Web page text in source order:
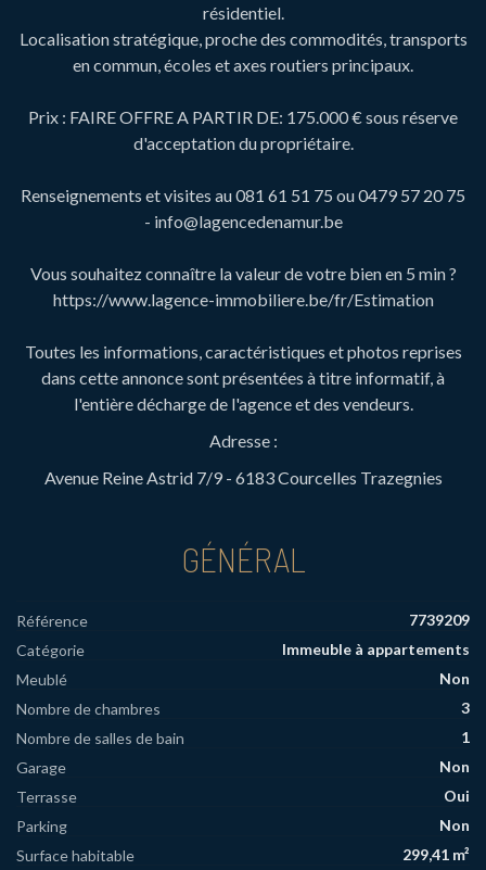
résidentiel.
Localisation stratégique, proche des commodités, transports
en commun, écoles et axes routiers principaux.
Prix : FAIRE OFFRE A PARTIR DE: 175.000 € sous réserve
d'acceptation du propriétaire.
Renseignements et visites au 081 61 51 75 ou 0479 57 20 75
- info@lagencedenamur.be
Vous souhaitez connaître la valeur de votre bien en 5 min ?
https://www.lagence-immobiliere.be/fr/Estimation
Toutes les informations, caractéristiques et photos reprises
dans cette annonce sont présentées à titre informatif, à
l'entière décharge de l'agence et des vendeurs.
Adresse :
Avenue Reine Astrid 7/9 - 6183 Courcelles Trazegnies
GÉNÉRAL
Référence
7739209
Catégorie
Immeuble à appartements
Meublé
Non
Nombre de chambres
3
Nombre de salles de bain
1
Garage
Non
Terrasse
Oui
Parking
Non
Surface habitable
299,41 m²